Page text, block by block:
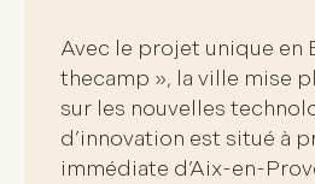
Avec le projet unique en
thecamp », la ville mise
sur les nouvelles
d’innovation est situé à
immédiate d’Aix-en-